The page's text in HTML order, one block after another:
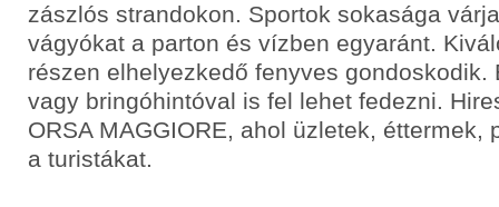
zászlós strandokon. Sportok sokasága
vágyókat a parton és vízben egyaránt.
részen elhelyezkedő fenyves gondoskodik.
vagy bringóhintóval is fel lehet fedezni.
ORSA MAGGIORE, ahol üzletek, éttermek,
a turistákat.